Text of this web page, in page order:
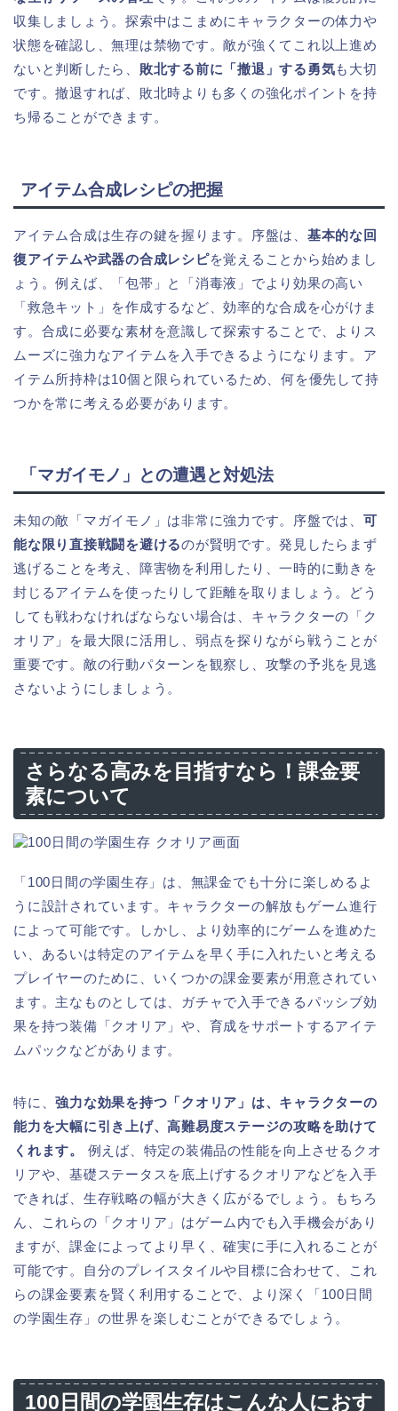
収集しましょう。探索中はこまめにキャラクターの体力や
状態を確認し、無理は禁物です。敵が強くてこれ以上進め
ないと判断したら、 敗北する前に「撤退」する勇気も大切
です。撤退すれば、敗北時よりも多くの強化ポイントを持
ち帰ることができます。
アイテム合成レシピの把握
アイテム合成は生存の鍵を握ります。序盤は、 基本的な回
復アイテムや武器の合成レシピを覚えることから始めまし
ょう。例えば、「包帯」と「消毒液」でより効果の高い
「救急キット」を作成するなど、効率的な合成を心がけま
す。合成に必要な素材を意識して探索することで、よりス
ムーズに強力なアイテムを入手できるようになります。ア
イテム所持枠は10個と限られているため、何を優先して持
つかを常に考える必要があります。
「マガイモノ」との遭遇と対処法
未知の敵「マガイモノ」は非常に強力です。序盤では、 可
能な限り直接戦闘を避けるのが賢明です。発見したらまず
逃げることを考え、障害物を利用したり、一時的に動きを
封じるアイテムを使ったりして距離を取りましょう。どう
しても戦わなければならない場合は、キャラクターの「ク
オリア」を最大限に活用し、弱点を探りながら戦うことが
重要です。敵の行動パターンを観察し、攻撃の予兆を見逃
さないようにしましょう。
さらなる高みを目指すなら！課金要
素について
「100日間の学園生存」は、無課金でも十分に楽しめるよ
うに設計されています。キャラクターの解放もゲーム進行
によって可能です。しかし、より効率的にゲームを進めた
い、あるいは特定のアイテムを早く手に入れたいと考える
プレイヤーのために、いくつかの課金要素が用意されてい
ます。主なものとしては、ガチャで入手できるパッシブ効
果を持つ装備「クオリア」や、育成をサポートするアイテ
ムパックなどがあります。
特に、強力な効果を持つ「クオリア」は、キャラクターの
能力を大幅に引き上げ、高難易度ステージの攻略を助けて
くれます。
例えば、特定の装備品の性能を向上させるクオ
リアや、基礎ステータスを底上げするクオリアなどを入手
できれば、生存戦略の幅が大きく広がるでしょう。もちろ
ん、これらの「クオリア」はゲーム内でも入手機会があり
ますが、課金によってより早く、確実に手に入れることが
可能です。自分のプレイスタイルや目標に合わせて、これ
らの課金要素を賢く利用することで、より深く「100日間
の学園生存」の世界を楽しむことができるでしょう。
100日間の学園生存はこんな人におす